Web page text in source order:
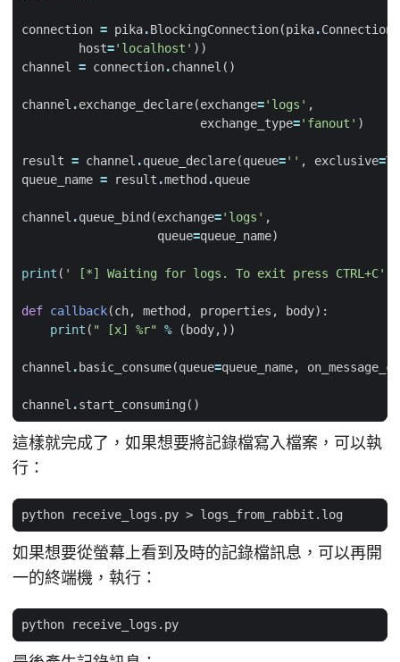
connection = pika.BlockingConnection(pika.
host='localhost' ))
channel
= connection.channel ()
channel .exchange_declare(exchange='logs' ,
exchange_type='fanout' )
result = channel .queue_declare(queue='' , exclusive=
queue_name = result .method .queue
channel .queue_bind (exchange='logs' ,
queue=queue_name)
print ( ' [*] Waiting for logs. To exit press CTRL+C'
def callback(ch, method , properties , body):
print ( " [x] %r" % ( body,))
channel . basic_consume(queue=queue_name,
channel .start_consuming ()
這樣就完成了，如果想要將記錄檔寫入檔案，可以執
行：
如果想要從螢幕上看到及時的記錄檔訊息，可以再開
一的終端機，執行：